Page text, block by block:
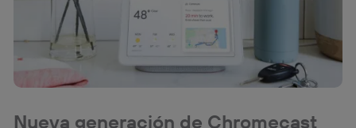
Nueva generación de Chromecast